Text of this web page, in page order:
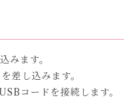
みます。
差し込みます。
コードを接続します。